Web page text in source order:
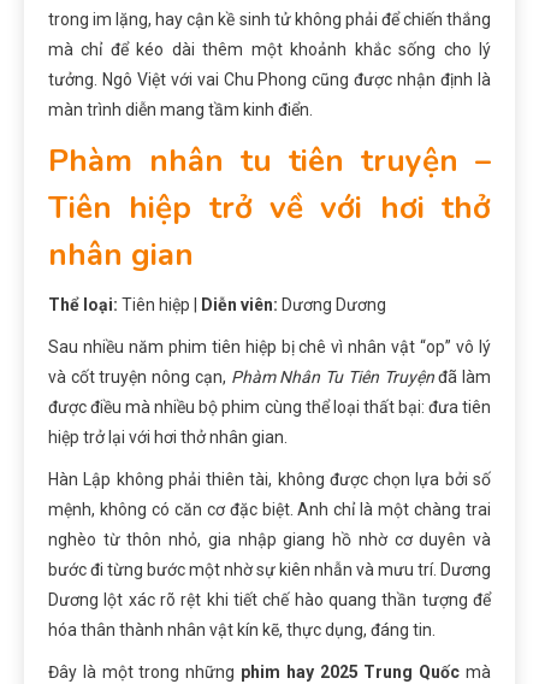
trong im lặng, hay cận kề sinh tử không phải để chiến thắng
mà chỉ để kéo dài thêm một khoảnh khắc sống cho lý
tưởng. Ngô Việt với vai Chu Phong cũng được nhận định là
màn trình diễn mang tầm kinh điển.
Phàm nhân tu tiên truyện –
Tiên hiệp trở về với hơi thở
nhân gian
Thể loại: Tiên hiệp | Diễn viên: Dương Dương
Sau nhiều năm phim tiên hiệp bị chê vì nhân vật “op” vô lý
và cốt truyện nông cạn, Phàm Nhân Tu Tiên Truyệnđã làm
được điều mà nhiều bộ phim cùng thể loại thất bại: đưa tiên
hiệp trở lại với hơi thở nhân gian.
Hàn Lập không phải thiên tài, không được chọn lựa bởi số
mệnh, không có căn cơ đặc biệt. Anh chỉ là một chàng trai
nghèo từ thôn nhỏ, gia nhập giang hồ nhờ cơ duyên và
bước đi từng bước một nhờ sự kiên nhẫn và mưu trí. Dương
Dương lột xác rõ rệt khi tiết chế hào quang thần tượng để
hóa thân thành nhân vật kín kẽ, thực dụng, đáng tin.
Đây là một trong những phim hay 2025 Trung Quốc mà